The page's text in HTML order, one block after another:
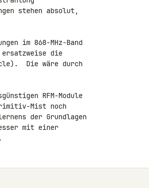
stehen absolut,
im 868-MHz-Band
ersatzweise die
Die wäre durch
RFM-Module
Mist noch
der Grundlagen
mit einer